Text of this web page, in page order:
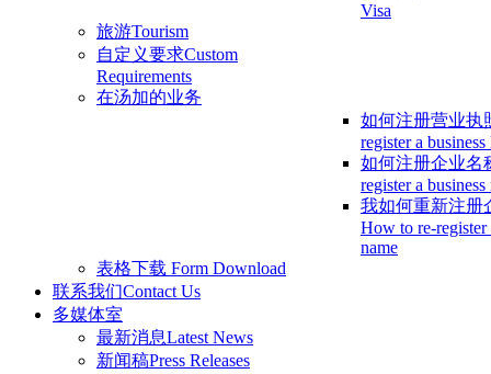
Visa
旅游Tourism
自定义要求Custom
Requirements
在汤加的业务
如何注册营业执
register a business
如何注册企业名
register a business
我如何重新注册
How to re-register
name
表格下载 Form Download
联系我们Contact Us
多媒体室
最新消息Latest News
新闻稿Press Releases